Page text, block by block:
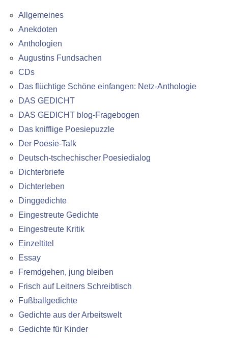
Allgemeines
Anekdoten
Anthologien
Augustins Fundsachen
CDs
Das flüchtige Schöne einfangen: Netz-Anthologie
DAS GEDICHT
DAS GEDICHT blog-Fragebogen
Das knifflige Poesiepuzzle
Der Poesie-Talk
Deutsch-tschechischer Poesiedialog
Dichterbriefe
Dichterleben
Dinggedichte
Eingestreute Gedichte
Eingestreute Kritik
Einzeltitel
Essay
Fremdgehen, jung bleiben
Frisch auf Leitners Schreibtisch
Fußballgedichte
Gedichte aus der Arbeitswelt
Gedichte für Kinder